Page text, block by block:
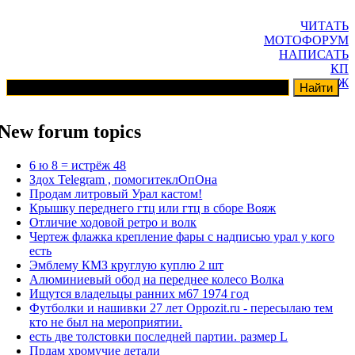
ЧИТАТЬ
МОТОФОРУМ
НАПИСАТЬ
КП
ГАРАЖ
forum topics
6 ю 8 = истрёж 48
Здох Telegram , помогитеклОпОна
Продам литровый Урал кастом!
Крышку переднего гтц или гтц в сборе Вояж
Отличие ходовой ретро и волк
Чертеж флажка крепление фары с надписью урал у кого
есть
Эмблему КМЗ круглую куплю 2 шт
Алюминиевый обод на переднее колесо Волка
Ищутся владельцы ранних м67 1974 год
Футболки и нашивки 27 лет Oppozit.ru - пересылаю тем
кто не был на мероприятии.
есть две толстовки последней партии. размер L
Прдам хромучие детали